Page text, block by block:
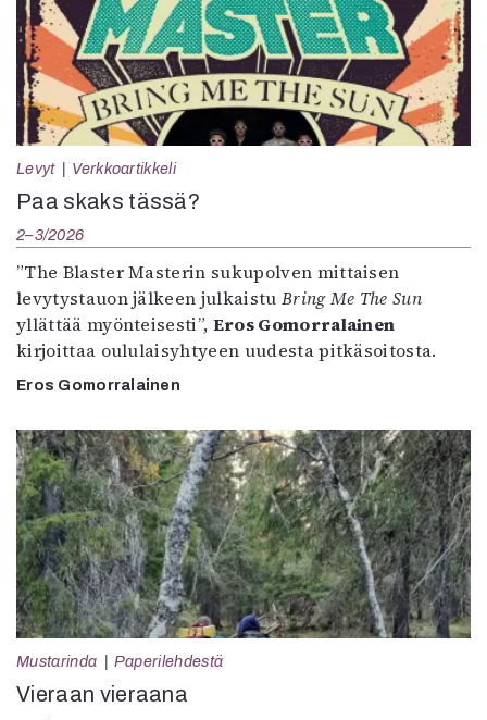
Levyt Verkkoartikkeli
Paa skaks tässä?
2–3/2026
”The Blaster Masterin sukupolven mittaisen
levytystauon jälkeen julkaistu Bring Me The Sun
yllättää myönteisesti”, Eros Gomorralainen
kirjoittaa oululaisyhtyeen uudesta pitkäsoitosta.
Eros Gomorralainen
Mustarinda Paperilehdestä
Vieraan vieraana